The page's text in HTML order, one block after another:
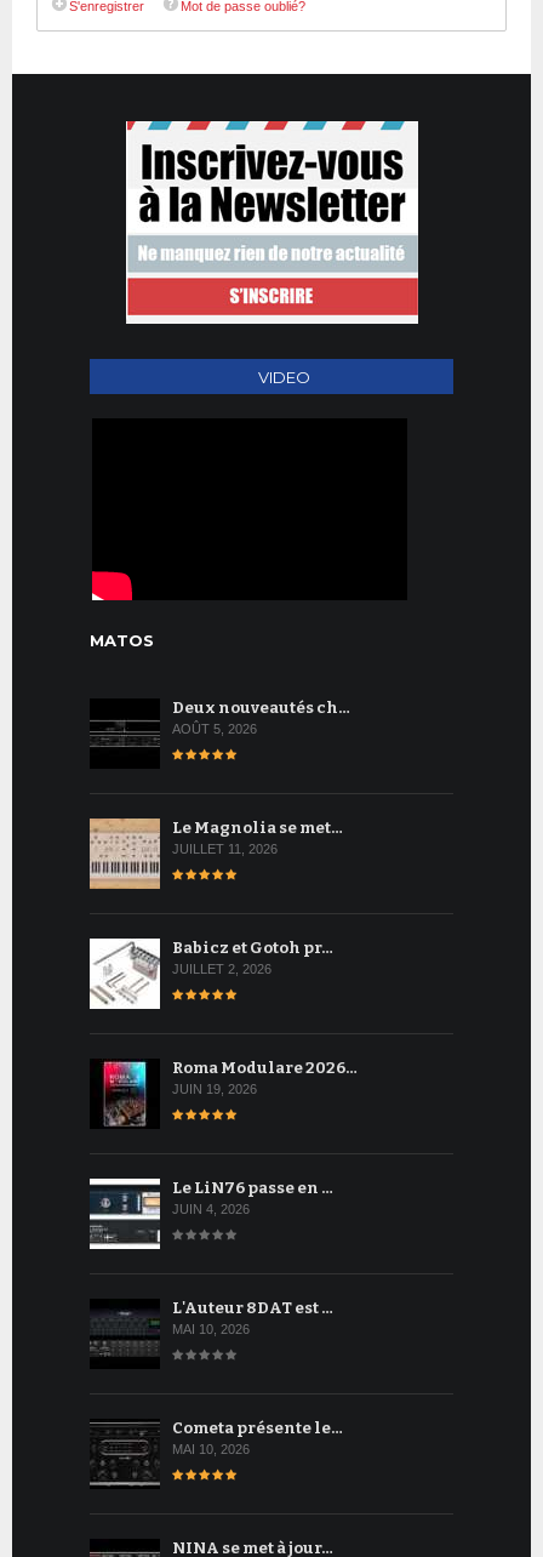
S'enregistrer Mot de passe oublié?
VIDEO
MATOS
Deux nouveautés ch…
AOÛT 5, 2026
Le Magnolia se met…
JUILLET 11, 2026
Babicz et Gotoh pr…
JUILLET 2, 2026
Roma Modulare 2026…
JUIN 19, 2026
Le LiN76 passe en …
JUIN 4, 2026
L'Auteur 8DAT est …
MAI 10, 2026
Cometa présente le…
MAI 10, 2026
NINA se met à jour…